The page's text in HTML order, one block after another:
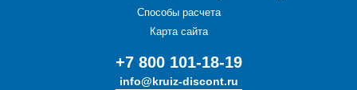
Способы расчета
Карта сайта
+7 800 101-18-19
info@kruiz-discont.ru